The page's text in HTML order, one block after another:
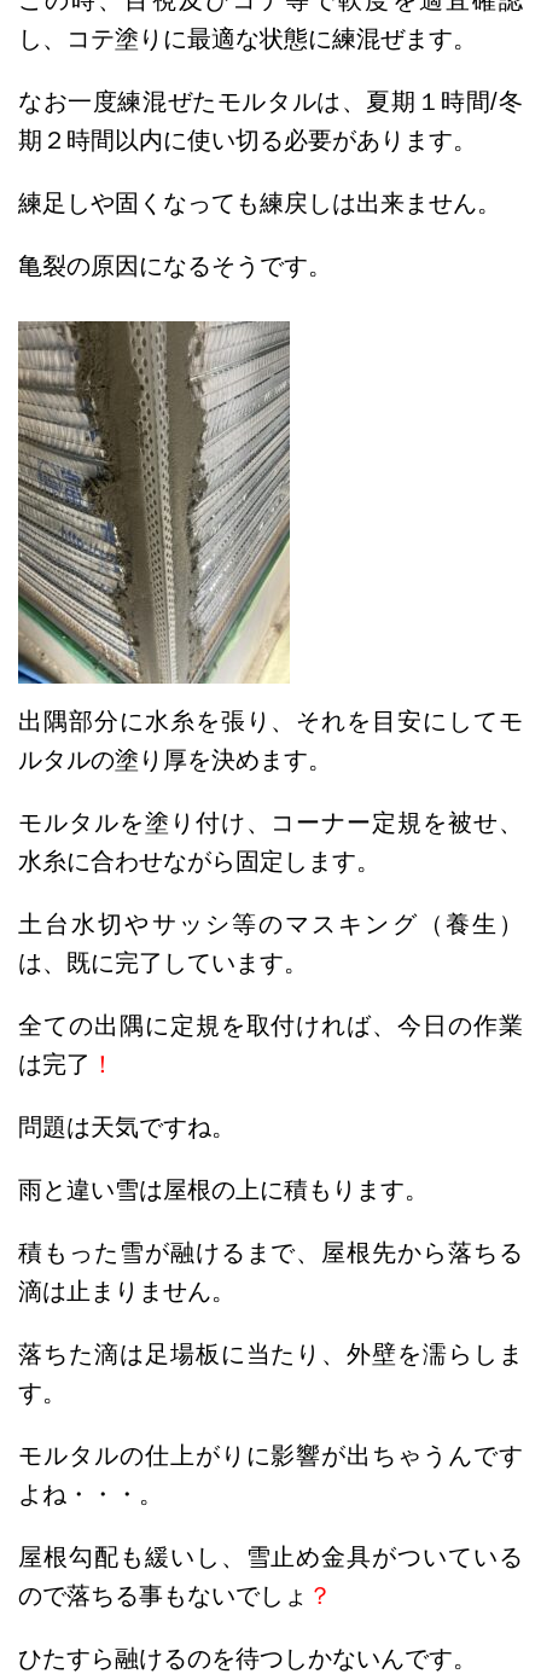
し、コテ塗りに最適な状態に練混ぜます。
なお一度練混ぜたモルタルは、夏期１時間/冬
期２時間以内に使い切る必要があります。
練足しや固くなっても練戻しは出来ません。
亀裂の原因になるそうです。
出隅部分に水糸を張り、それを目安にしてモ
ルタルの塗り厚を決めます。
モルタルを塗り付け、コーナー定規を被せ、
水糸に合わせながら固定します。
土台水切やサッシ等のマスキング（養生）
は、既に完了しています。
全ての出隅に定規を取付ければ、今日の作業
は完了 ！
問題は天気ですね。
雨と違い雪は屋根の上に積もります。
積もった雪が融けるまで、屋根先から落ちる
滴は止まりません。
落ちた滴は足場板に当たり、外壁を濡らしま
す。
モルタルの仕上がりに影響が出ちゃうんです
よね・・・。
屋根勾配も緩いし、雪止め金具がついている
ので落ちる事もないでしょ ？
ひたすら融けるのを待つしかないんです。